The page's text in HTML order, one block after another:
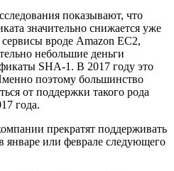
показывают, что
значительно снижается уже
вроде Amazon EC2,
небольшие деньги
SHA-1. В 2017 году это
поэтому большинство
от поддержки такого рода
года.
прекратят поддерживать
или феврале следующего